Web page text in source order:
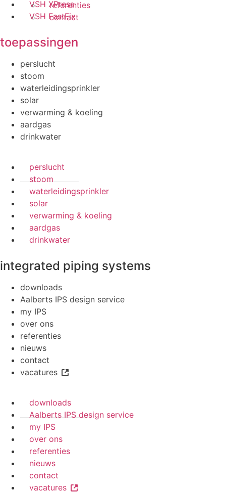
referenties
contact
VSH XPress
VSH FastFix
toepassingen
perslucht
stoom
waterleidingsprinkler
solar
verwarming & koeling
aardgas
drinkwater
perslucht
stoom
waterleidingsprinkler
solar
verwarming & koeling
aardgas
drinkwater
integrated piping systems
downloads
Aalberts IPS design service
my IPS
over ons
referenties
nieuws
contact
vacatures
downloads
Aalberts IPS design service
my IPS
over ons
referenties
nieuws
contact
vacatures